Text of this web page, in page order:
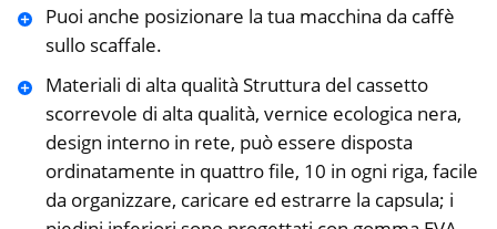
Puoi anche posizionare la tua macchina da caffè
sullo scaffale.
Materiali di alta qualità Struttura del cassetto
scorrevole di alta qualità, vernice ecologica nera,
design interno in rete, può essere disposta
ordinatamente in quattro file, 10 in ogni riga, facile
da organizzare, caricare ed estrarre la capsula; i